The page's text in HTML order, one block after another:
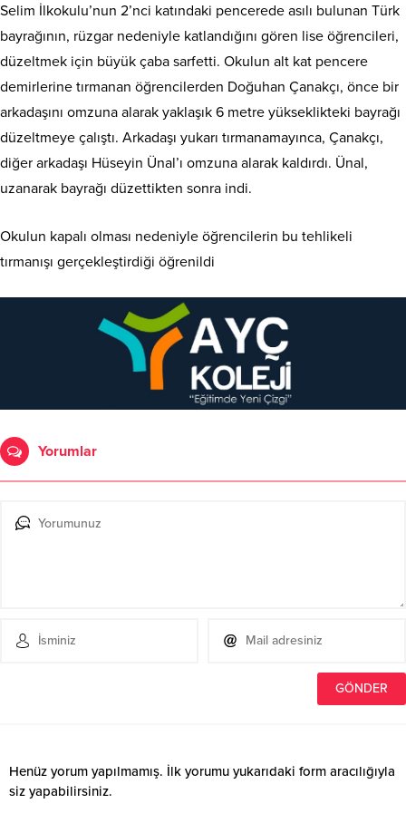
Selim İlkokulu’nun 2’nci katındaki pencerede asılı bulunan Türk
bayrağının, rüzgar nedeniyle katlandığını gören lise öğrencileri,
düzeltmek için büyük çaba sarfetti. Okulun alt kat pencere
demirlerine tırmanan öğrencilerden Doğuhan Çanakçı, önce bir
arkadaşını omzuna alarak yaklaşık 6 metre yükseklikteki bayrağı
düzeltmeye çalıştı. Arkadaşı yukarı tırmanamayınca, Çanakçı,
diğer arkadaşı Hüseyin Ünal’ı omzuna alarak kaldırdı. Ünal,
uzanarak bayrağı düzettikten sonra indi.
Okulun kapalı olması nedeniyle öğrencilerin bu tehlikeli
tırmanışı gerçekleştirdiği öğrenildi
Yorumlar
Henüz yorum yapılmamış. İlk yorumu yukarıdaki form aracılığıyla
siz yapabilirsiniz.